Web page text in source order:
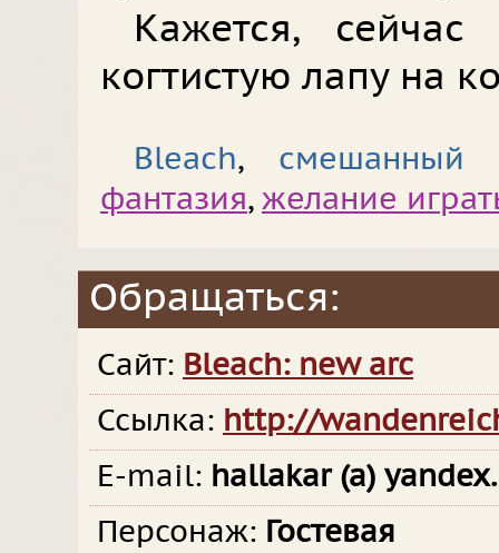
Кажется,
когтистую лапу на
Bleach, смешанный
фантазия, желание
Обращаться:
Сайт: Bleach: new arc
Ссылка: http://
E-mail: hallakar (a)
Персонаж: Гостевая